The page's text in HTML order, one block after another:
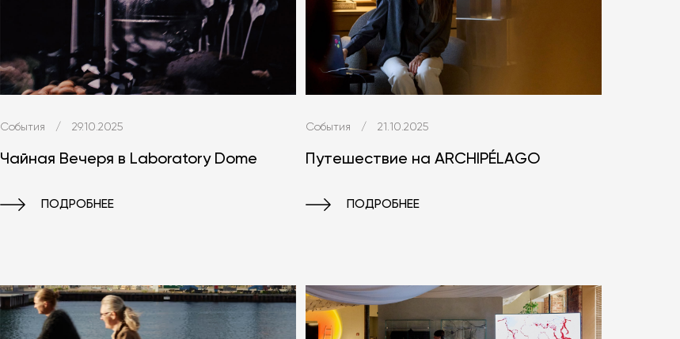
События / 29.10.2025
Чайная Вечеря в Laboratory Dome
ПОДРОБНЕЕ
События / 21.10.2025
Путешествие на ARCHIPÉLAGO
ПОДРОБНЕЕ